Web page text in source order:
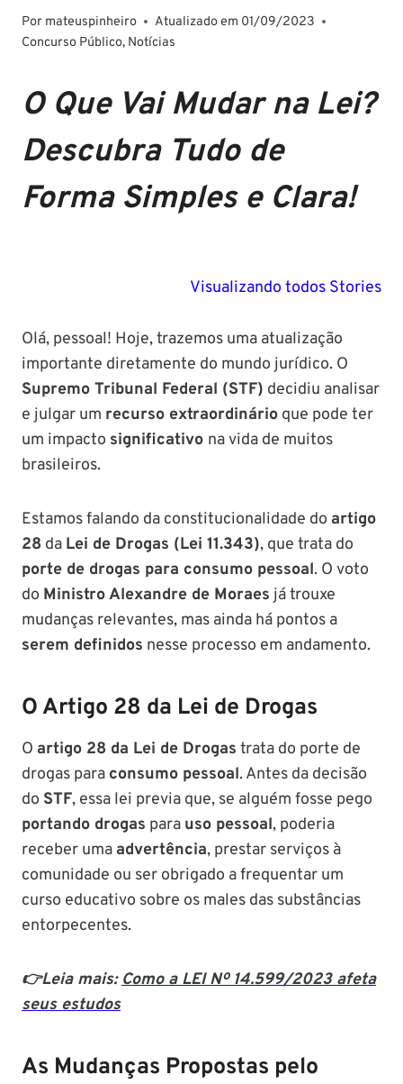
Por mateuspinheiro Atualizado em 01/09/2023
Concurso Público, Notícias
O Que Vai Mudar na Lei?
Descubra Tudo de
Forma Simples e Clara!
Visualizando todos Stories
2024
Polícia Federal:
MG:
edital para
Soldado!
Olá, pessoal! Hoje, trazemos uma atualização
importante diretamente do mundo jurídico. O
Supremo Tribunal Federal (STF) decidiu analisar
e julgar um recurso extraordinário que pode ter
um impacto significativo na vida de muitos
brasileiros.
Estamos falando da constitucionalidade do artigo
28 da Lei de Drogas (Lei 11.343), que trata do
porte de drogas para consumo pessoal. O voto
do Ministro Alexandre de Moraes já trouxe
mudanças relevantes, mas ainda há pontos a
serem definidos nesse processo em andamento.
O Artigo 28 da Lei de Drogas
O artigo 28 da Lei de Drogas trata do porte de
drogas para consumo pessoal. Antes da decisão
do STF, essa lei previa que, se alguém fosse pego
portando drogas para uso pessoal, poderia
receber uma advertência, prestar serviços à
comunidade ou ser obrigado a frequentar um
curso educativo sobre os males das substâncias
entorpecentes.
👉Leia mais:Como a LEI Nº 14.599/2023 afeta
seus estudos
As Mudanças Propostas pelo